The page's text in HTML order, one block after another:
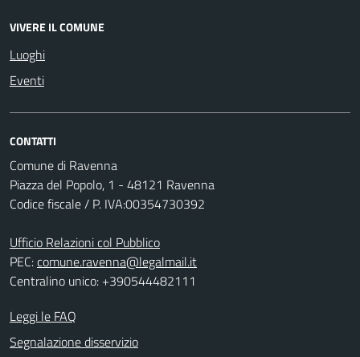
VIVERE IL COMUNE
Luoghi
Eventi
CONTATTI
Comune di Ravenna
Piazza del Popolo, 1 - 48121 Ravenna
Codice fiscale / P. IVA:00354730392
Ufficio Relazioni col Pubblico
PEC:comune.ravenna@legalmail.it
Centralino unico: +390544482111
Leggi le FAQ
Segnalazione disservizio